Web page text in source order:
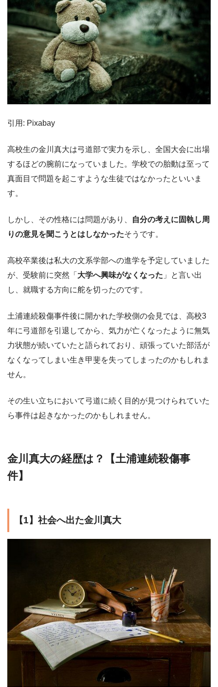
引用: Pixabay
高校生の金川真大は弓道部で実力を示し、全国大会に出場
するほどの腕前になっていました。学校での胎動は至って
真面目で問題を起こすような生徒ではなかったといいま
す。
しかし、その性格には問題があり、
自分の考えに固執し周
りの意見を聞こうとはしなかったそうです。
高校卒業後は私大の文系学部への進学を予定していました
が、受験前に突然「 大学へ興味がなくなった 」と言い出
し、就職する方向に舵を切ったのです。
土浦連続殺傷事件後に開かれた学校側の会見では、高校3
年に弓道部を引退してから、気力が亡くなったように無気
力状態が続いていたと語られており、頑張っていた部活が
なくなってしまい生き甲斐を失ってしまったのかもしれま
せん。
その生い立ちにおいて弓道に続く目的が見つけられていた
ら事件は起きなかったのかもしれません。
金川真大の経歴は？【土浦連続殺傷事
件】
【1】社会へ出た金川真大